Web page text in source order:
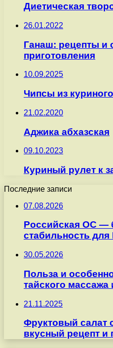
Диетическая
26.01.2022
Ганаш: рецепты и
приготовления
10.09.2025
Чипсы из
21.02.2020
Аджика абхазская
09.10.2023
Куриный рулет к
Последние записи
07.08.2026
Российская ОС —
стабильность
30.05.2026
Польза и
тайского
21.11.2025
Фруктовый салат
вкусный рецепт и